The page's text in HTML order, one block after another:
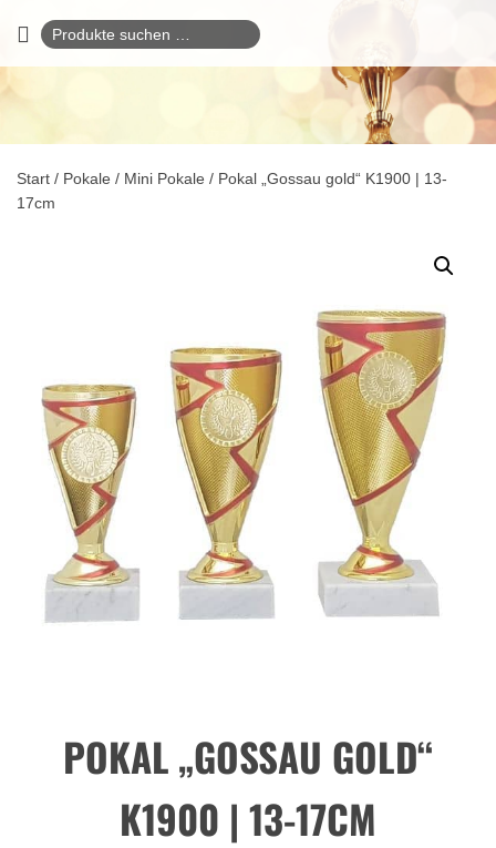
Suchen
nach:
Start / Pokale / Mini Pokale / Pokal „Gossau gold“ K1900 | 13-
17cm
POKAL „GOSSAU GOLD“
K1900 | 13-17CM